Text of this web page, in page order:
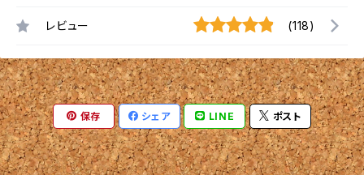
レビュー (118)
保存 シェア LINE ポスト